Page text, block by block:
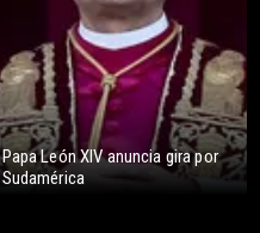
Papa León XIV anuncia gira por
Sudamérica